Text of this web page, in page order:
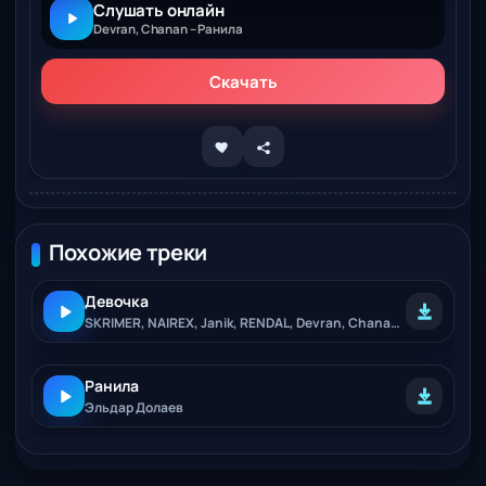
Слушать онлайн
Devran, Chanan – Ранила
Скачать
Похожие треки
Девочка
SKRIMER, NAIREX, Janik, RENDAL, Devran, Chanan, KAMA
Ранила
Эльдар Долаев